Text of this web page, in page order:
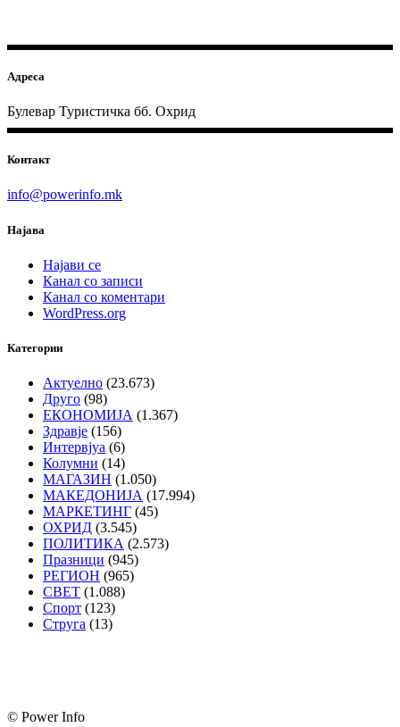
Адреса
Булевар Туристичка бб. Охрид
Контакт
info@powerinfo.mk
Најава
Најави се
Канал со записи
Канал со коментари
WordPress.org
Категории
Актуелно (23.673)
Друго (98)
ЕКОНОМИЈА (1.367)
Здравје (156)
Интервјуа (6)
Колумни (14)
МАГАЗИН (1.050)
МАКЕДОНИЈА (17.994)
МАРКЕТИНГ (45)
ОХРИД (3.545)
ПОЛИТИКА (2.573)
Празници (945)
РЕГИОН (965)
СВЕТ (1.088)
Спорт (123)
Струга (13)
© Power Info